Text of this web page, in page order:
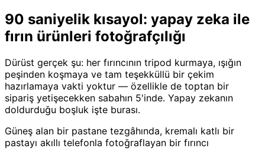
90 saniyelik kısayol: yapay zeka ile
fırın ürünleri fotoğrafçılığı
Dürüst gerçek şu: her fırıncının tripod kurmaya, ışığın
peşinden koşmaya ve tam teşekküllü bir çekim
hazırlamaya vakti yoktur — özellikle de toptan bir
sipariş yetişecekken sabahın 5'inde. Yapay zekanın
doldurduğu boşluk işte burası.
Güneş alan bir pastane tezgâhında, kremalı katlı bir
pastayı akıllı telefonla fotoğraflayan bir fırıncı